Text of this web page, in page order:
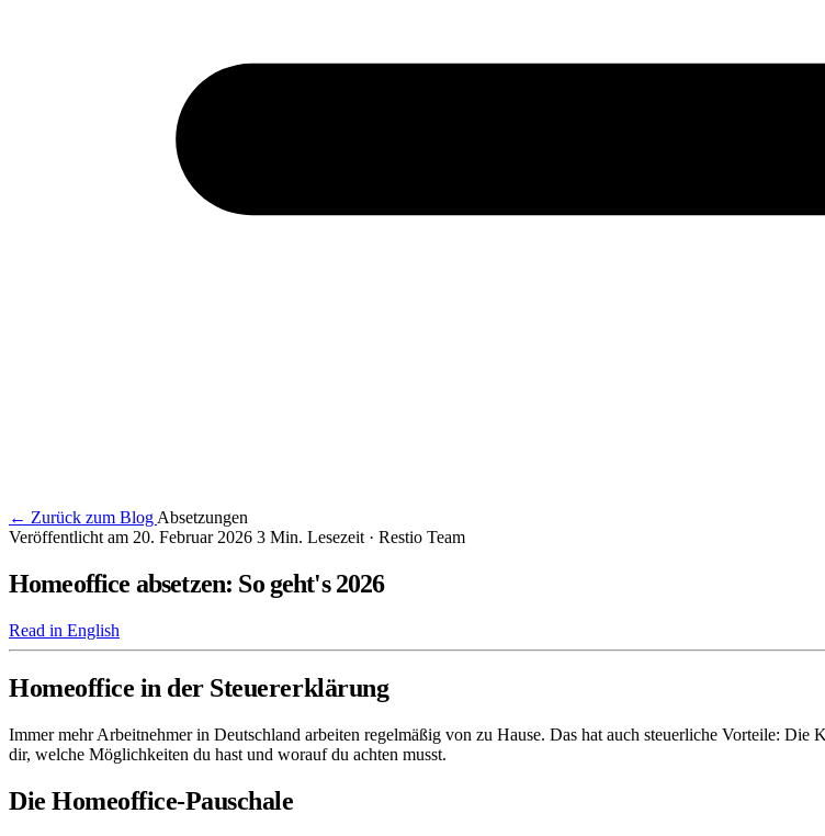
← Zurück zum Blog Absetzungen
Veröffentlicht am 20. Februar 2026 3 Min. Lesezeit · Restio Team
Homeoffice absetzen: So geht's 2026
Read in English
Homeoffice in der Steuererklärung
Immer mehr Arbeitnehmer in Deutschland arbeiten regelmäßig von zu Hause. Das hat auch steuerliche Vorteile:
dir, welche Möglichkeiten du hast und worauf du achten musst.
Die Homeoffice-Pauschale